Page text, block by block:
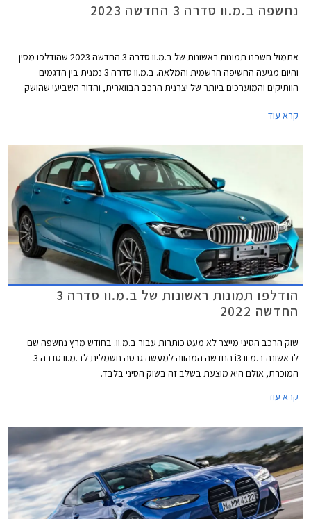
נחשפה ב.מ.וו סדרה 3 החדשה 2023
אתמול חשפנו תמונות ראשונות של ב.מ.וו סדרה 3 החדשה 2023 שהודלפו מסין
והיום מגיעה החשיפה הרשמית והמלאה. ב.מ.וו סדרה 3 נמנית בין הדגמים
הוותיקים והמוערכים ביותר של יצרנית הרכב הבווארית, והדור השביעי שהושק
שתאפשר לו להמשיך להתמודד בכבוד עם המתחרות בסגמנט התחרותי.
קרא עוד
הודלפו תמונות ראשונות של ב.מ.וו סדרה 3
החדשה 2022
שוק הרכב הסיני מייצר לא מעט כותרות עבור ב.מ.וו. בחודש מרץ נחשפה שם
לראשונה ב.מ.וו i3 החדשה המהווה למעשה גרסה חשמלית לב.מ.וו סדרה 3
המוכרת, אולם היא מוצעת בשלב זה בשוק הסיני בלבד.
קרא עוד